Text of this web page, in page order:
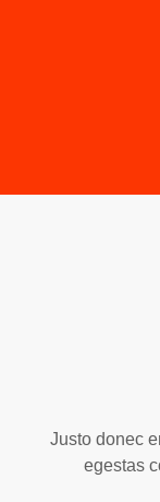
Justo donec
egestas